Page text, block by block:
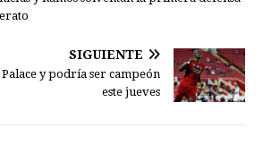
SIGUIENTE
y podría ser campeón
este jueves